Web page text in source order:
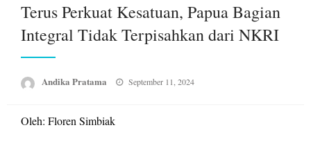
Terus Perkuat Kesatuan, Papua Bagian
Integral Tidak Terpisahkan dari NKRI
Andika Pratama
Posted
September 11, 2024
Oleh: Floren Simbiak